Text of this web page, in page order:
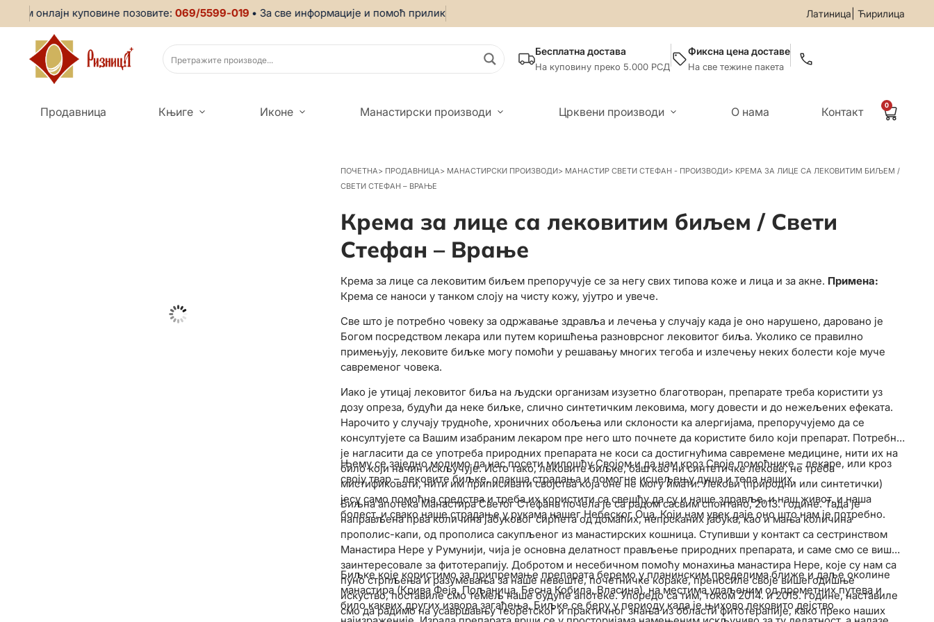
Латиница Ћирилица
куповине позовите:069/5599-019• За све информације и помоћ приликом онлајн куповине позовите: • За све информације и помоћ приликом онлајн
Бесплатна достава
На куповину преко 5.000 РСД
Фиксна цена доставе
На све тежине пакета
0
Продавница Књиге Иконе Манастирски производи Црквени производи О нама Контакт
ПОЧЕТНА> ПРОДАВНИЦА> МАНАСТИРСКИ ПРОИЗВОДИ> МАНАСТИР СВЕТИ СТЕФАН - ПРОИЗВОДИ> КРЕМА ЗА ЛИЦЕ СА ЛЕКОВИТИМ БИЉЕМ /
СВЕТИ СТЕФАН – ВРАЊЕ
Крема за лице са лековитим биљем / Свети
Стефан – Врање
Крема за лице са лековитим биљем препоручује се за негу свих типова коже и лица и за акне. Примена:
Крема се наноси у танком слоју на чисту кожу, ујутро и увече.
Све што је потребно човеку за одржавање здравља и лечења у случају када је оно нарушено, даровано је
Богом посредством лекара или путем коришћења разноврсног лековитог биља. Уколико се правилно
примењују, лековите биљке могу помоћи у решавању многих тегоба и излечењу неких болести које муче
савременог човека.
Иако је утицај лековитог биља на људски организам изузетно благотворан, препарате треба користити уз
дозу опреза, будући да неке биљке, слично синтетичким лековима, могу довести и до нежељених ефеката.
Нарочито у случају трудноће, хроничних обољења или склоности ка алергијама, препоручујемо да се
консултујете са Вашим изабраним лекаром пре него што почнете да користите било који препарат. Потребно
је нагласити да се употреба природних препарата не коси са достигнућима савремене медицине, нити их на
било који начин искључује. Исто тако, лековите биљке, баш као ни синтетичке лекове, не треба
мистификовати, нити им приписивати својства која оне не могу имати. Лекови (природни или синтетички)
јесу само помоћна средства и треба их користити са свешћу да су и наше здравље, и наш живот, и наша
болест, и свако наше страдање у рукама нашег Небеског Оца, Који нам увек даје оно што нам је потребно.
Њему се заједно молимо да нас посети милошћу Својом и да нам кроз Своје помоћнике – лекаре, или кроз
своју твар – лековите биљке, олакша страдања и помогне исцељењу душа и тела наших.
Биљна апотека Манастира Светог Стефана почела је са радом сасвим спонтано, 2013. године. Тада је
направљена прва количина јабуковог сирћета од домаћих, непрсканих јабука, као и мања количина
прополис-капи, од прополиса сакупљеног из манастирских кошница. Ступивши у контакт са сестринством
Манастира Нере у Румунији, чија је основна делатност прављење природних препарата, и саме смо се више
заинтересовале за фитотерапију. Добротом и несебичном помоћу монахиња манастира Нере, које су нам са
пуно стрпљења и разумевања за наше невеште, почетничке кораке, преносиле своје вишегодишње
искуство, поставиле смо темељ наше будуће апотеке. Упоредо са тим, током 2014. и 2015. године, наставиле
смо да радимо на усавршавњу теоретског и практичног знања из области фитотерапије, како преко наших
Биљке које користимо за припремање препарата беремо у планинским пределима ближе и даље околине
манастира (Крива Феја, Пољаница, Бесна Кобила, Власина), на местима удаљеним од прометних путева и
било каквих других извора загађења. Биљке се беру у периоду када је њихово лековито дејство